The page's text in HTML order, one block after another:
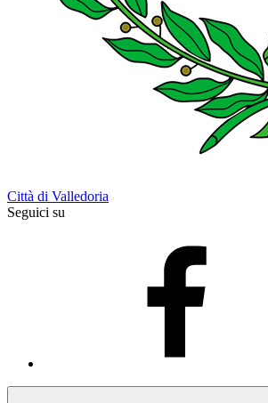
Città di Valledoria
Seguici su